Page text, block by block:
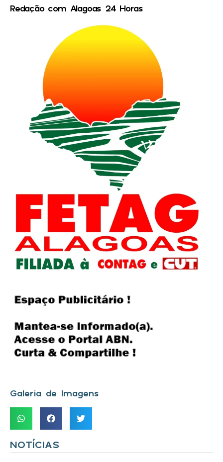
Redação com Alagoas 24 Horas
Galeria de Imagens
NOTÍCIAS